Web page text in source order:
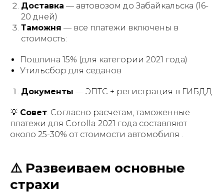
Доставка — автовозом до Забайкальска (16-
20 дней)
Таможня — все платежи включены в
стоимость:
Пошлина 15% (для категории 2021 года)
Утильсбор для седанов
Документы — ЭПТС + регистрация в ГИБДД
💡 Совет: Согласно расчетам, таможенные
платежи для Corolla 2021 года составляют
около 25-30% от стоимости автомобиля .
⚠️ Развеиваем основные
страхи